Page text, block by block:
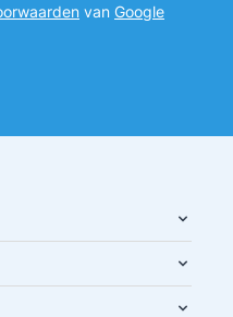
van Google